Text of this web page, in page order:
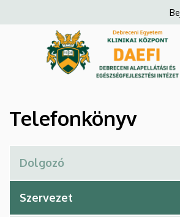
Debreceni
és
Egészségfejlesztési
Intézet
a
fiók
Telefonkönyv